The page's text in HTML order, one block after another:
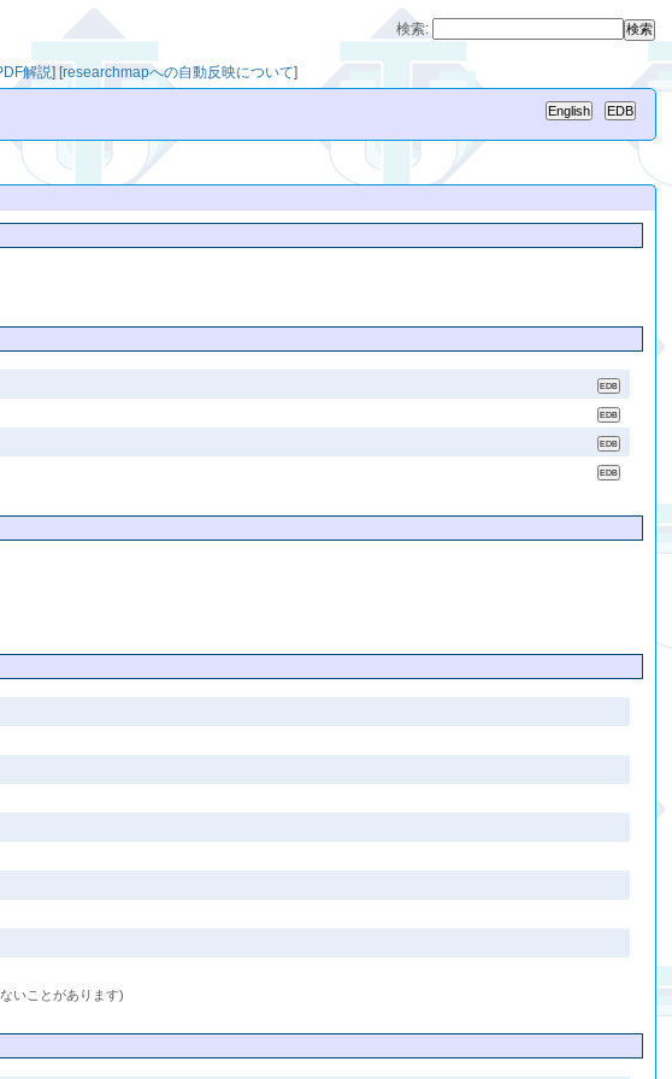
検索:
解説] [researchmapへの自動反映について]
いことがあります)